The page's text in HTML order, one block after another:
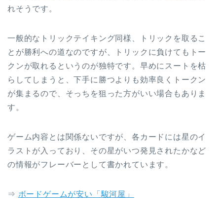
れそうです。
一般的なトリックテイキング同様、トリックを取るこ
とが勝利への道なのですが、トリックに負けてもトー
クンが取れるというのが独特です。早めにスートを枯
らしてしまうと、下手に勝つよりも効率良くトークン
が集まるので、そっちを狙った方がいい場合もありま
す。
ゲーム内容とは関係ないですが、各カードには星のイ
ラストが入っており、その星がいつ発見されたかなど
の情報がフレーバーとして書かれています。
⇒ ボードゲームが安い「駿河屋」